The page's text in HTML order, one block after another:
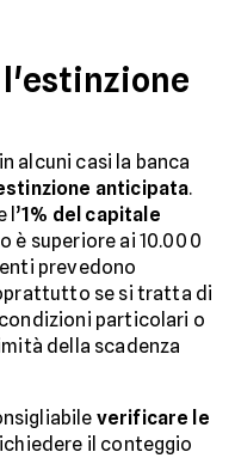
alcuni casi la banca
anticipata.
l’1% del capitale
è superiore ai 10.000
prevedono
se si tratta di
particolari o
della scadenza
verificare le
il conteggio